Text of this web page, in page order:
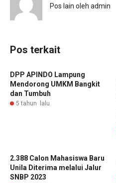
Pos lain oleh admin
Pos terkait
DPP APINDO Lampung
Mendorong UMKM Bangkit
dan Tumbuh
5 tahun lalu
2.388 Calon Mahasiswa Baru
Unila Diterima melalui Jalur
SNBP 2023